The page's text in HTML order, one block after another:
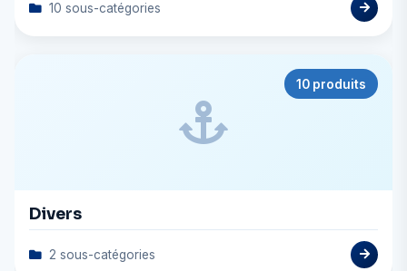
10 sous-catégories
10 produits
Divers
2 sous-catégories